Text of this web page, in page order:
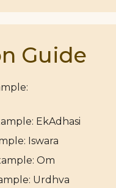
Guide
EkAdhasi
Iswara
Om
Urdhva